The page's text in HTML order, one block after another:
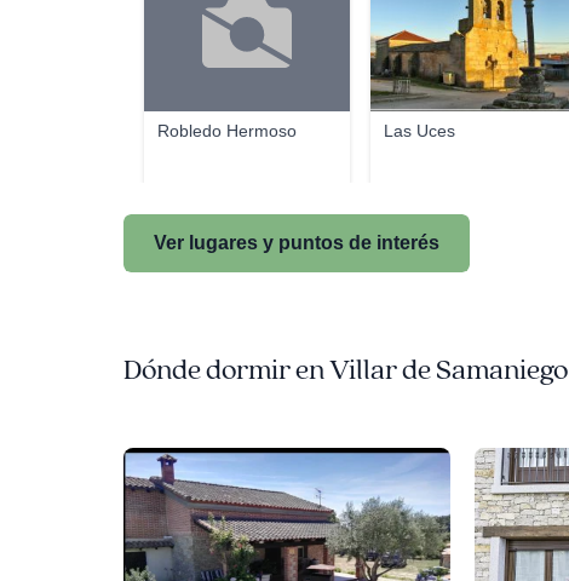
Robledo Hermoso Las Uces
Ver lugares y puntos de interés
Dónde dormir en Villar de Samaniego